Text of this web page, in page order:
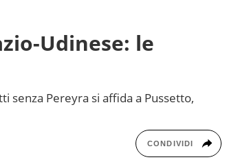
Udinese: le
senza Pereyra si affida a Pussetto,
CONDIVIDI